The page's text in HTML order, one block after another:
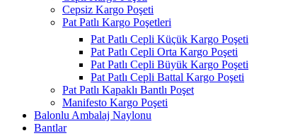
Cepsiz Kargo Poşeti
Pat Patlı Kargo Poşetleri
Pat Patlı Cepli Küçük Kargo Poşeti
Pat Patlı Cepli Orta Kargo Poşeti
Pat Patlı Cepli Büyük Kargo Poşeti
Pat Patlı Cepli Battal Kargo Poşeti
Pat Patlı Kapaklı Bantlı Poşet
Manifesto Kargo Poşeti
Balonlu Ambalaj Naylonu
Bantlar